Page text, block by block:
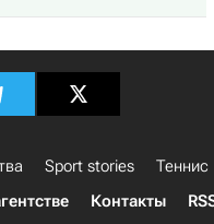
Sport stories Теннис
Контакты